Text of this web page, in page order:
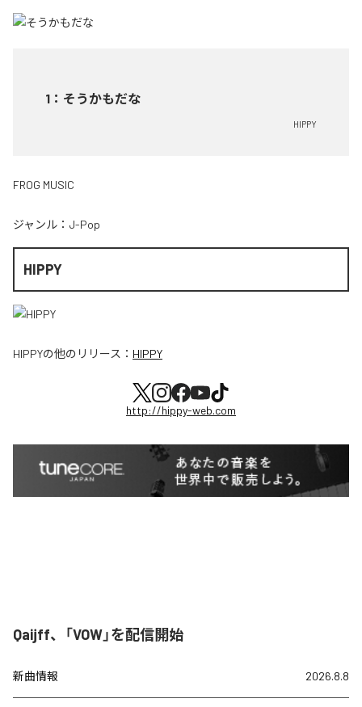
1 ： そうかもだな
HIPPY
FROG MUSIC
ジャンル： J-Pop
HIPPY
HIPPYの他のリリース： HIPPY
http://hippy-web.com
Qaijff、「VOW」を配信開始
新曲情報 2026.8.8